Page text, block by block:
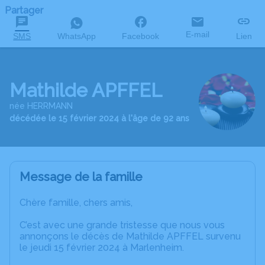
Partager
SMS WhatsApp Facebook E-mail Lien
Mathilde APFFEL
née HERRMANN
décédée le 15 février 2024 à l'âge de 92 ans
Message de la famille
Chère famille, chers amis,
C’est avec une grande tristesse que nous vous
annonçons le décès de Mathilde APFFEL survenu
le jeudi 15 février 2024 à Marlenheim.